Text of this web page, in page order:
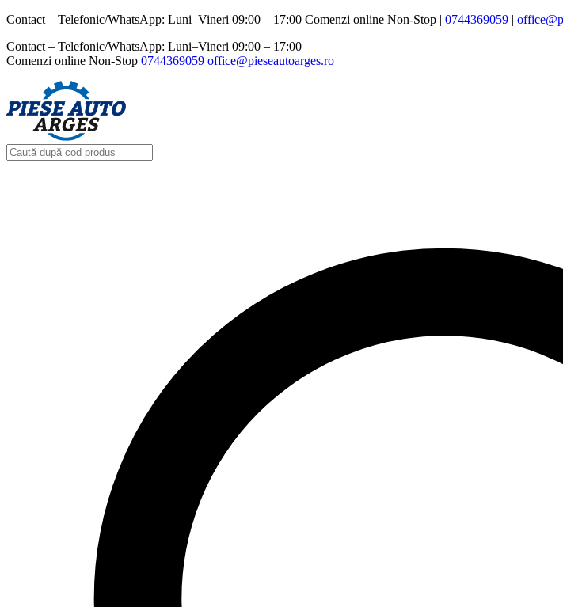
Contact – Telefonic/WhatsApp: Luni–Vineri 09:00 – 17:00 Comenzi online Non-Stop | 0744369059‬ |
Contact – Telefonic/WhatsApp: Luni–Vineri 09:00 – 17:00
Comenzi online Non-Stop 0744369059‬ office@pieseautoarges.ro